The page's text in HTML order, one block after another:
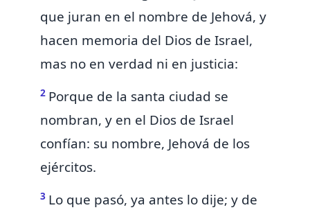
que juran en el nombre de Jehová, y
hacen memoria del Dios de Israel,
mas no en verdad ni en justicia:
2 Porque de la santa ciudad se
nombran, y en el Dios de Israel
confían: su nombre, Jehová de los
ejércitos.
3 Lo que pasó, ya antes lo dije; y de